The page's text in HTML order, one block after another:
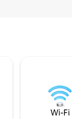
Wi-Fi